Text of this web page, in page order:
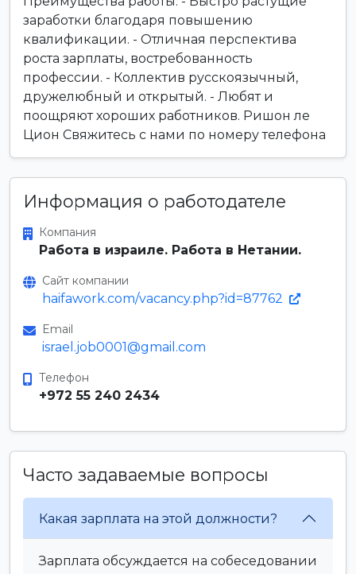
заработки благодаря повышению
квалификации. - Отличная перспектива
роста зарплаты, востребованность
профессии. - Коллектив русскоязычный,
дружелюбный и открытый. - Любят и
поощряют хороших работников. Ришон ле
Цион Свяжитесь с нами по номеру телефона
Информация о работодателе
Компания
Работа в израиле. Работа в Нетании.
Сайт компании
haifawork.com/vacancy.php?id=87762
Email
israel.job0001@gmail.com
Телефон
+972 55 240 2434
Часто задаваемые вопросы
Какая зарплата на этой должности?
Зарплата обсуждается на собеседовании